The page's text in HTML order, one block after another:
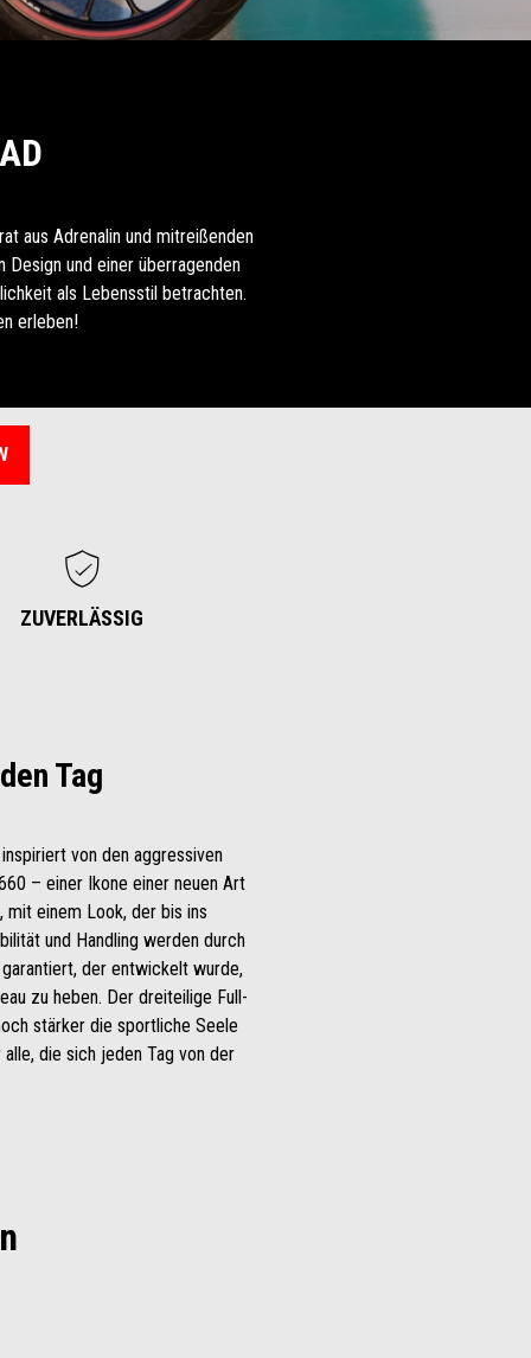
aus Adrenalin und mitreißenden
Design und einer überragenden
als Lebensstil betrachten.
erleben!
ZUVERLÄSSIG
Tag
von den aggressiven
– einer Ikone einer neuen Art
einem Look, der bis ins
und Handling werden durch
der entwickelt wurde,
zu heben. Der dreiteilige Full-
stärker die sportliche Seele
die sich jeden Tag von der